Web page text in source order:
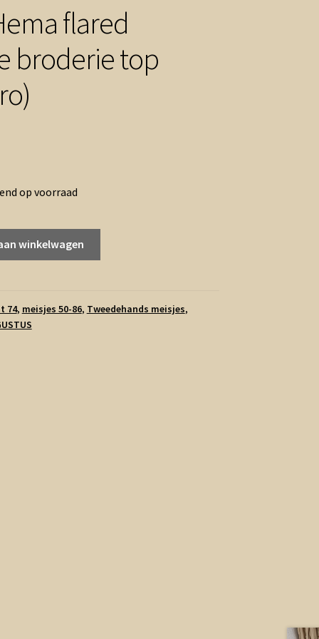
flared
broderie top
op voorraad
winkelwagen
74, meisjes 50-86, Tweedehands meisjes,